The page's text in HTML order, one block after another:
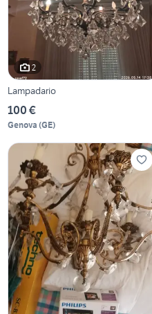
2
Lampadario
100 €
Genova (GE)